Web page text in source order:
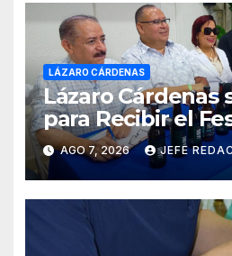
LÁZARO CÁRDENAS
Lázaro Cárdenas
para Recibir el
Internacional de
Costa de
AGO 7, 2026 JEFE